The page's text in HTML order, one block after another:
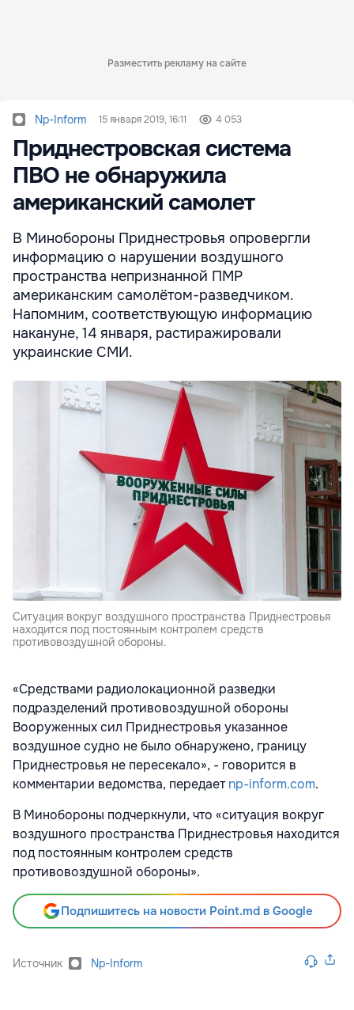
Разместить рекламу на сайте
Np-Inform 15 января 2019, 16:11 4 053
Приднестровская система
ПВО не обнаружила
американский самолет
В Минобороны Приднестровья опровергли
информацию о нарушении воздушного
пространства непризнанной ПМР
американским самолётом-разведчиком.
Напомним, соответствующую информацию
накануне, 14 января, растиражировали
украинские СМИ.
Ситуация вокруг воздушного пространства Приднестровья
находится под постоянным контролем средств
противовоздушной обороны.
«Средствами радиолокационной разведки
подразделений противовоздушной обороны
Вооруженных сил Приднестровья указанное
воздушное судно не было обнаружено, границу
Приднестровья не пересекало», - говорится в
комментарии ведомства, передаетnp-inform.com.
В Минобороны подчеркнули, что «ситуация вокруг
воздушного пространства Приднестровья находится
под постоянным контролем средств
противовоздушной обороны».
Подпишитесь на новости Point.md в Google
Источник Np-Inform